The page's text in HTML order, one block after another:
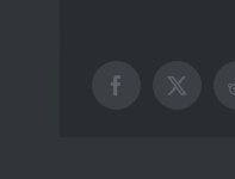
Facebook
X